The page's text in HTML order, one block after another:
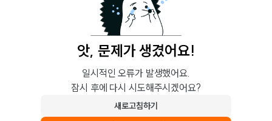
앗, 문제가 생겼어요!
일시적인 오류가 발생했어요.
잠시 후에 다시 시도해주시겠어요?
새로고침하기